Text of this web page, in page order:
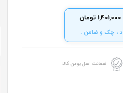
1,401,000 تومان
ضمانت اصل بودن کالا